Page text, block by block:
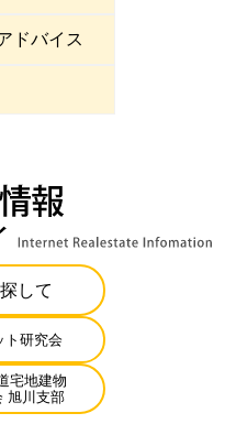
ドバイス
して
ト研究会
宅地建物
旭川支部